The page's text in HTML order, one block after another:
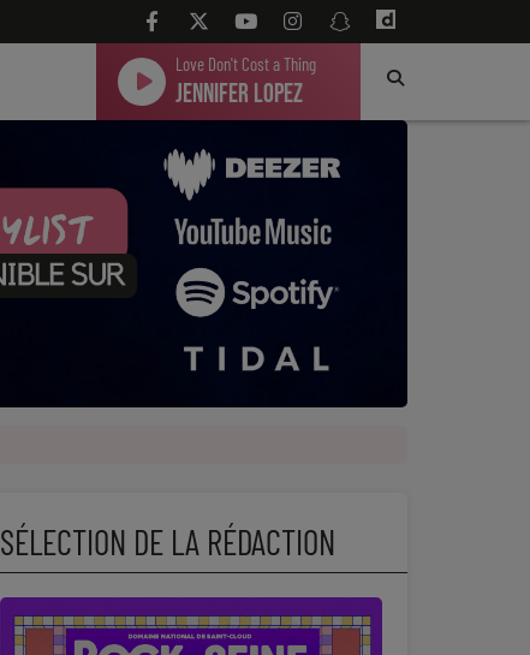
Love Don't Cost a Thing
Jennifer Lopez
SÉLECTION DE LA RÉDACTION